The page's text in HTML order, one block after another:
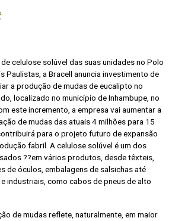
celulose solúvel das suas unidades no Polo
Paulistas, a Bracell anuncia investimento de
a produção de mudas de eucalipto no
localizado no município de Inhambupe, no
este incremento, a empresa vai aumentar a
de mudas das atuais 4 milhões para 15
para o projeto futuro de expansão
fabril. A celulose solúvel é um dos
??em vários produtos, desde têxteis,
de óculos, embalagens de salsichas até
industriais, como cabos de pneus de alto
de mudas reflete, naturalmente, em maior